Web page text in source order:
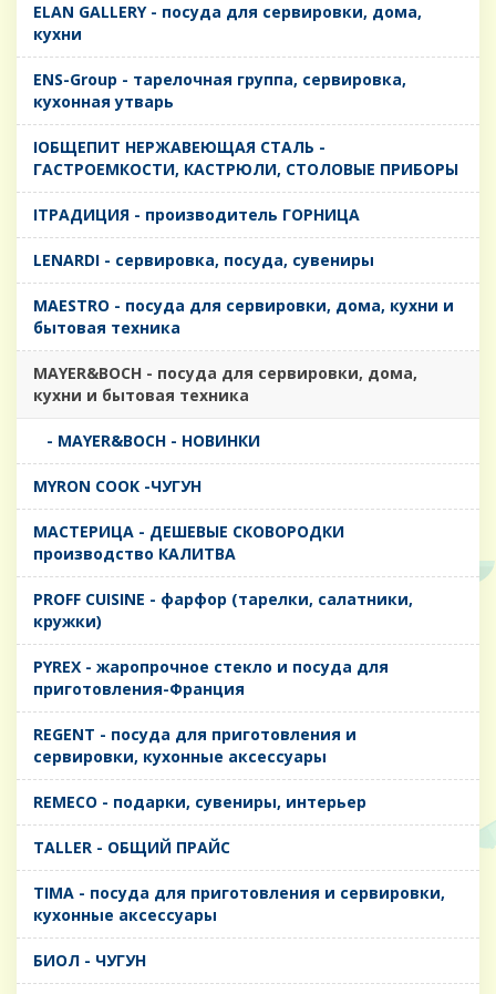
ELAN GALLERY - посуда для сервировки, дома,
кухни
ENS-Group - тарелочная группа, сервировка,
кухонная утварь
IОБЩЕПИТ НЕРЖАВЕЮЩАЯ СТАЛЬ -
ГАСТРОЕМКОСТИ, КАСТРЮЛИ, СТОЛОВЫЕ ПРИБОРЫ
IТРАДИЦИЯ - производитель ГОРНИЦА
LENARDI - сервировка, посуда, сувениры
MAESTRO - посуда для сервировки, дома, кухни и
бытовая техника
MAYER&BOCH - посуда для сервировки, дома,
кухни и бытовая техника
- MAYER&BOCH - НОВИНКИ
MYRON COOK -ЧУГУН
MАСТЕРИЦА - ДЕШЕВЫЕ СКОВОРОДКИ
производство КАЛИТВА
PROFF CUISINE - фарфор (тарелки, салатники,
кружки)
PYREX - жаропрочное стекло и посуда для
приготовления-Франция
REGENT - посуда для приготовления и
сервировки, кухонные аксессуары
REMECO - подарки, сувениры, интерьер
TALLER - ОБЩИЙ ПРАЙС
TIMA - посуда для приготовления и сервировки,
кухонные аксессуары
БИОЛ - ЧУГУН